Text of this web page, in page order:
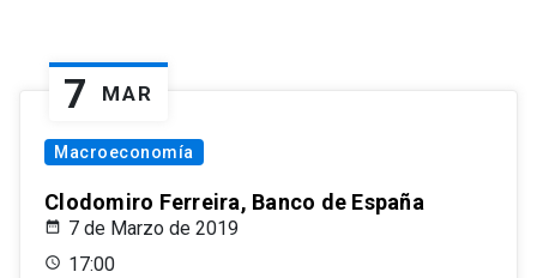
7 MAR
Macroeconomía
Clodomiro Ferreira, Banco de España
7 de Marzo de 2019
17:00